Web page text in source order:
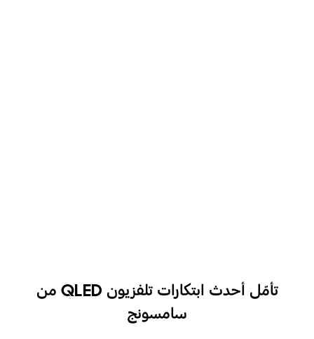
تأمّل أحدث ابتكارات تلفزيون QLED من
سامسونج